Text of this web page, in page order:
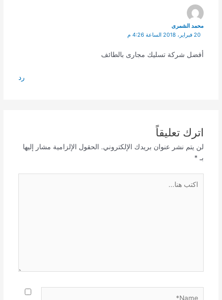
محمد الشمرى
20 فبراير، 2018 الساعة 4:26 م
أفضل شركة تسليك مجارى بالطائف
رد
اترك تعليقاً
لن يتم نشر عنوان بريدك الإلكتروني. الحقول الإلزامية مشار إليها
بـ *
هنا...